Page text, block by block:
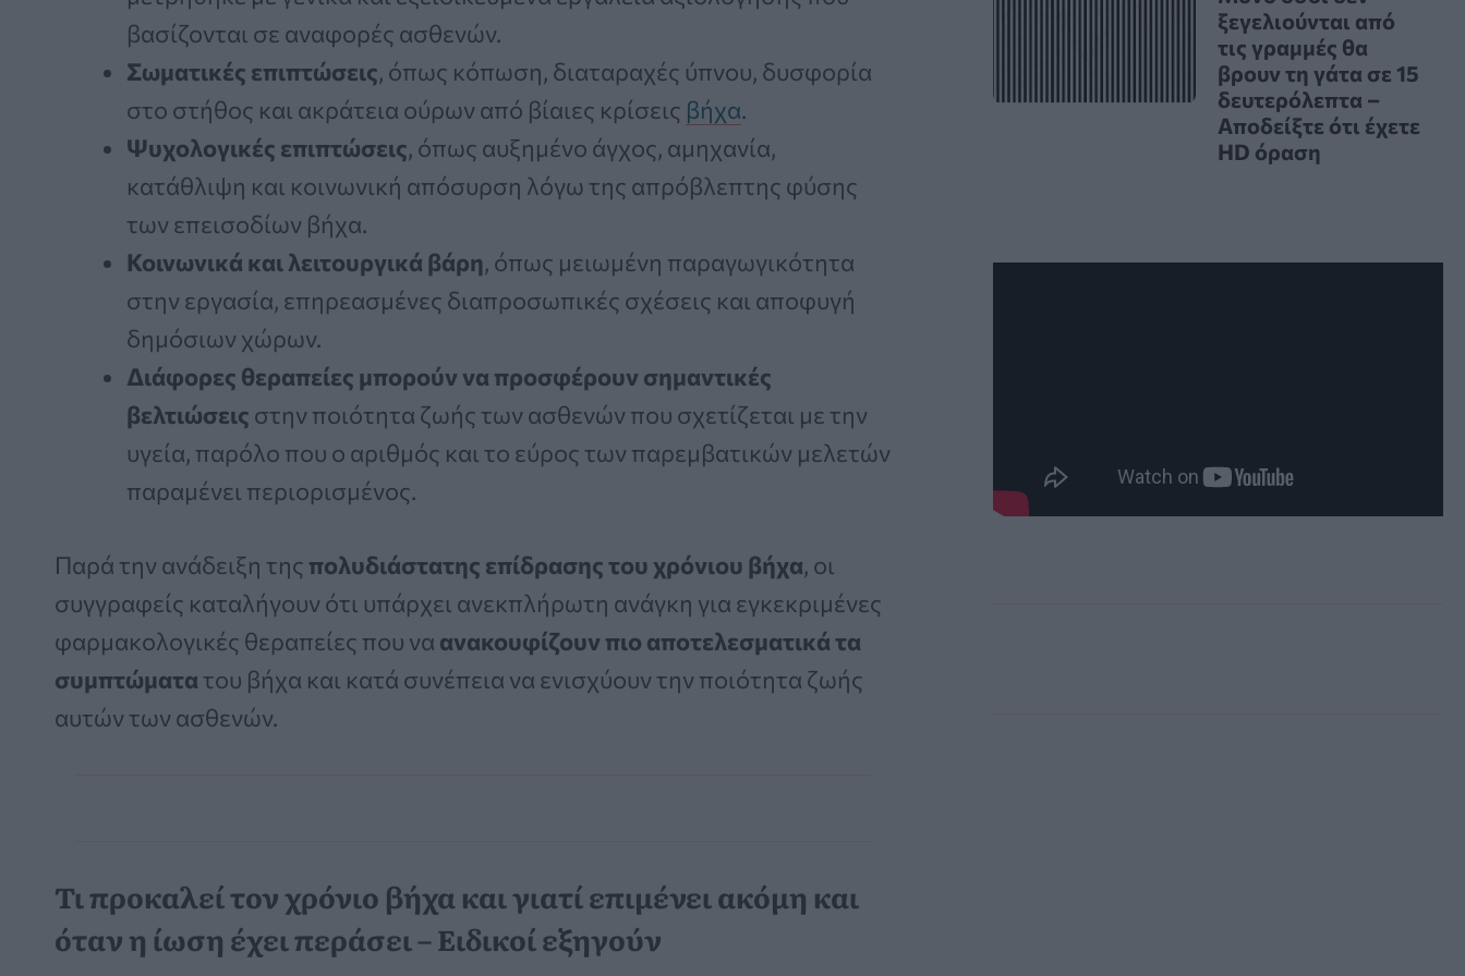
βασίζονται σε αναφορές ασθενών.
Σωματικές επιπτώσεις, όπως κόπωση, διαταραχές ύπνου, δυσφορία
στο στήθος και ακράτεια ούρων από βίαιες κρίσεις βήχα.
Ψυχολογικές επιπτώσεις, όπως αυξημένο άγχος, αμηχανία,
κατάθλιψη και κοινωνική απόσυρση λόγω της απρόβλεπτης φύσης
των επεισοδίων βήχα.
Κοινωνικά και λειτουργικά βάρη, όπως μειωμένη παραγωγικότητα
στην εργασία, επηρεασμένες διαπροσωπικές σχέσεις και αποφυγή
δημόσιων χώρων.
Διάφορες θεραπείες μπορούν να προσφέρουν σημαντικές
βελτιώσεις στην ποιότητα ζωής των ασθενών που σχετίζεται με την
υγεία, παρόλο που ο αριθμός και το εύρος των παρεμβατικών μελετών
παραμένει περιορισμένος.
Παρά την ανάδειξη της πολυδιάστατης επίδρασης του χρόνιου βήχα, οι
συγγραφείς καταλήγουν ότι υπάρχει ανεκπλήρωτη ανάγκη για εγκεκριμένες
φαρμακολογικές θεραπείες που να ανακουφίζουν πιο αποτελεσματικά τα
συμπτώματα του βήχα και κατά συνέπεια να ενισχύουν την ποιότητα ζωής
αυτών των ασθενών.
Τι προκαλεί τον χρόνιο βήχα και γιατί επιμένει ακόμη και
όταν η ίωση έχει περάσει – Ειδικοί εξηγούν
ξεγελιούνται από
τις γραμμές θα
βρουν τη γάτα σε 15
δευτερόλεπτα –
Αποδείξτε ότι έχετε
HD όραση